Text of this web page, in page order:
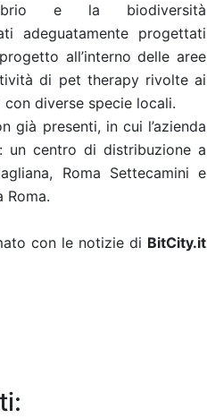
e la biodiversità
adeguatamente progettati
all’interno delle aree
di pet therapy rivolte ai
diverse specie locali.
già presenti, in cui l’azienda
un centro di distribuzione a
Roma Settecamini e
Roma.
con le notizie di BitCity.it